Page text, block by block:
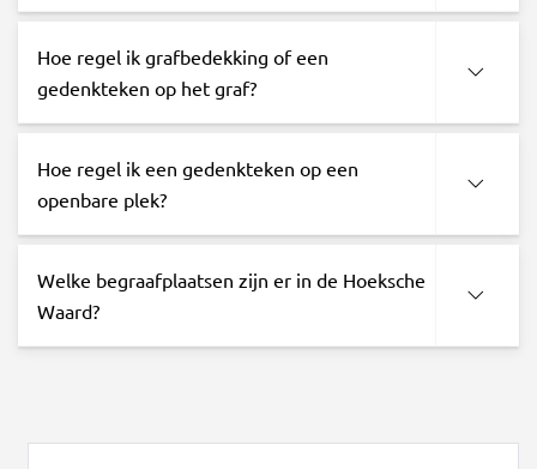
Hoe regel ik grafbedekking of een
gedenkteken op het graf?
Hoe regel ik een gedenkteken op een
openbare plek?
Welke begraafplaatsen zijn er in de Hoeksche
Waard?